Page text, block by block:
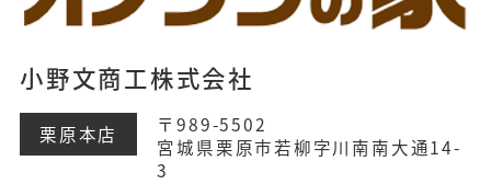
小野文商工株式会社
栗原本店
〒989-5502
宮城県栗原市若柳字川南南大通14-
3